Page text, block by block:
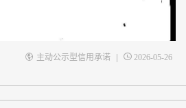
主动公示型信用承诺 | 2026-05-26